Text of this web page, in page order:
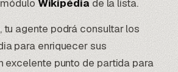
Wikipédiade la lista.
tu agente podrá consultar los
para enriquecer sus
excelente punto de partida para